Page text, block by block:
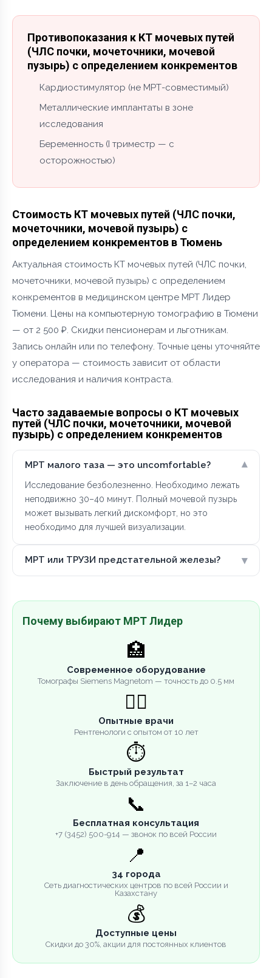
Противопоказания к КТ мочевых путей
(ЧЛС почки, мочеточники, мочевой
пузырь) с определением конкрементов
Кардиостимулятор (не МРТ-совместимый)
Металлические имплантаты в зоне
исследования
Беременность (I триместр — с
осторожностью)
Стоимость КТ мочевых путей (ЧЛС почки,
мочеточники, мочевой пузырь) с
определением конкрементов в Тюмень
Актуальная стоимость КТ мочевых путей (ЧЛС почки,
мочеточники, мочевой пузырь) с определением
конкрементов в медицинском центре МРТ Лидер
Тюмени. Цены на компьютерную томографию в Тюмени
— от 2 500 ₽. Скидки пенсионерам и льготникам.
Запись онлайн или по телефону. Точные цены уточняйте
у оператора — стоимость зависит от области
исследования и наличия контраста.
Часто задаваемые вопросы о КТ мочевых
путей (ЧЛС почки, мочеточники, мочевой
пузырь) с определением конкрементов
МРТ малого таза — это uncomfortable? ▾
Исследование безболезненно. Необходимо лежать
неподвижно 30–40 минут. Полный мочевой пузырь
может вызывать легкий дискомфорт, но это
необходимо для лучшей визуализации.
МРТ или ТРУЗИ предстательной железы? ▾
Почему выбирают МРТ Лидер
🏥
Современное оборудование
Томографы Siemens Magnetom — точность до 0.5 мм
👨‍⚕️
Опытные врачи
Рентгенологи с опытом от 10 лет
⏱️
Быстрый результат
Заключение в день обращения, за 1–2 часа
📞
Бесплатная консультация
+7 (3452) 500-914 — звонок по всей России
📍
34 города
Сеть диагностических центров по всей России и
Казахстану
💰
Доступные цены
Скидки до 30%, акции для постоянных клиентов